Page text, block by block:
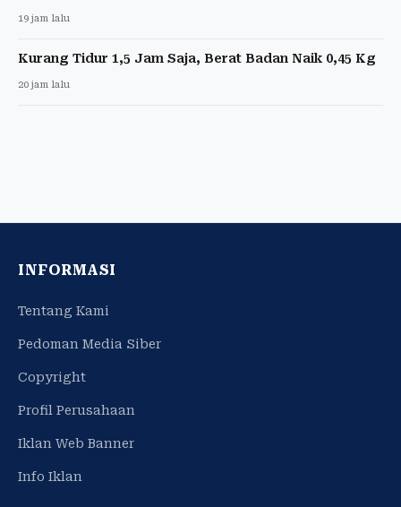
19 jam lalu
Kurang Tidur 1,5 Jam Saja, Berat Badan Naik 0,45 Kg
20 jam lalu
INFORMASI
Tentang Kami
Pedoman Media Siber
Copyright
Profil Perusahaan
Iklan Web Banner
Info Iklan